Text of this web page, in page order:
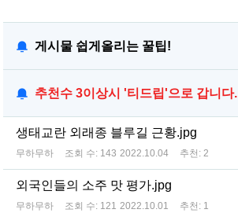
게시물 쉽게올리는 꿀팁!
추천수 3이상시 '티드립'으로 갑니다.
생태교란 외래종 블루길 근황.jpg
무하무하 조회 수: 143 2022.10.04 추천: 2
외국인들의 소주 맛 평가.jpg
무하무하 조회 수: 121 2022.10.01 추천: 1